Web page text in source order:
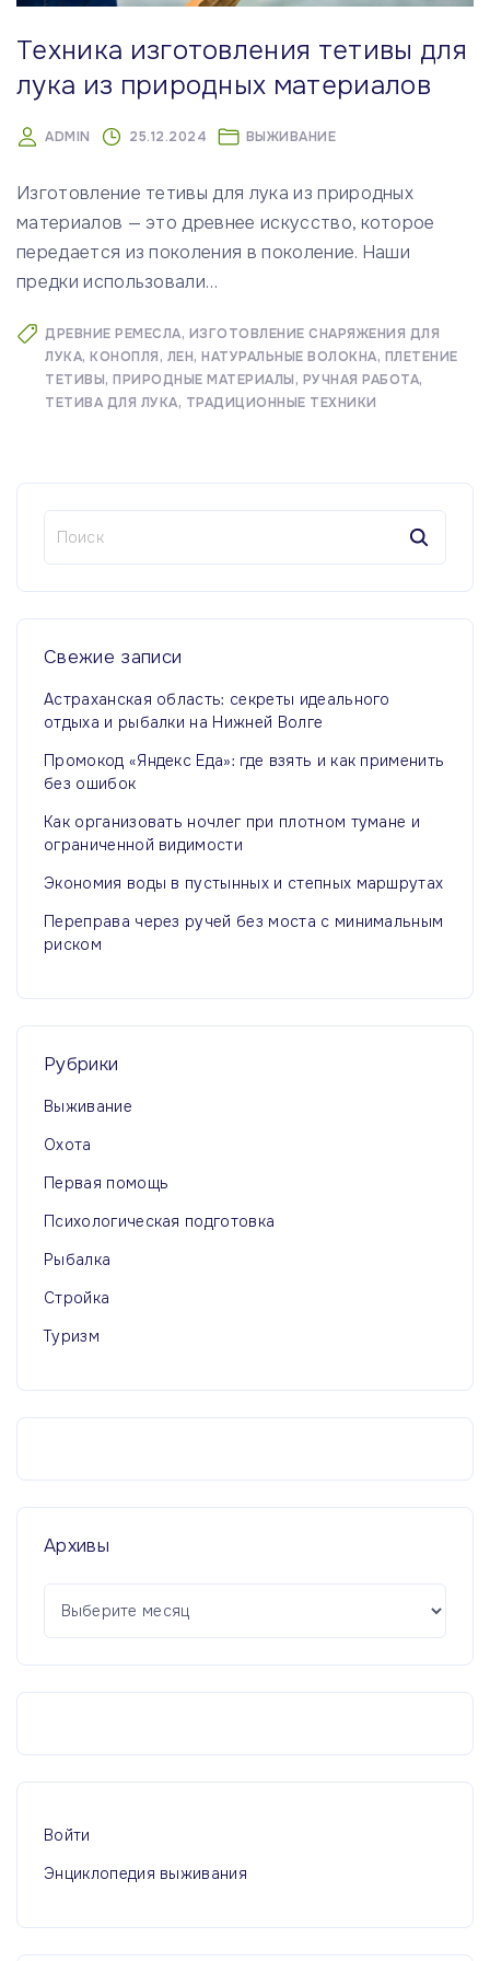
Техника изготовления тетивы для
лука из природных материалов
ADMIN 25.12.2024 ВЫЖИВАНИЕ
Изготовление тетивы для лука из природных
материалов — это древнее искусство, которое
передается из поколения в поколение. Наши
предки использовали…
ДРЕВНИЕ РЕМЕСЛА ИЗГОТОВЛЕНИЕ СНАРЯЖЕНИЯ ДЛЯ
ЛУКА КОНОПЛЯ ЛЕН НАТУРАЛЬНЫЕ ВОЛОКНА ПЛЕТЕНИЕ
ТЕТИВЫ ПРИРОДНЫЕ МАТЕРИАЛЫ РУЧНАЯ РАБОТА
ТЕТИВА ДЛЯ ЛУКА ТРАДИЦИОННЫЕ ТЕХНИКИ
т
и
Свежие записи
Астраханская область: секреты идеального
отдыха и рыбалки на Нижней Волге
Промокод «Яндекс Еда»: где взять и как применить
без ошибок
Как организовать ночлег при плотном тумане и
ограниченной видимости
Экономия воды в пустынных и степных маршрутах
Переправа через ручей без моста с минимальным
риском
Рубрики
Выживание
Охота
Первая помощь
Психологическая подготовка
Рыбалка
Стройка
Туризм
Архивы
А
х
Войти
Энциклопедия выживания